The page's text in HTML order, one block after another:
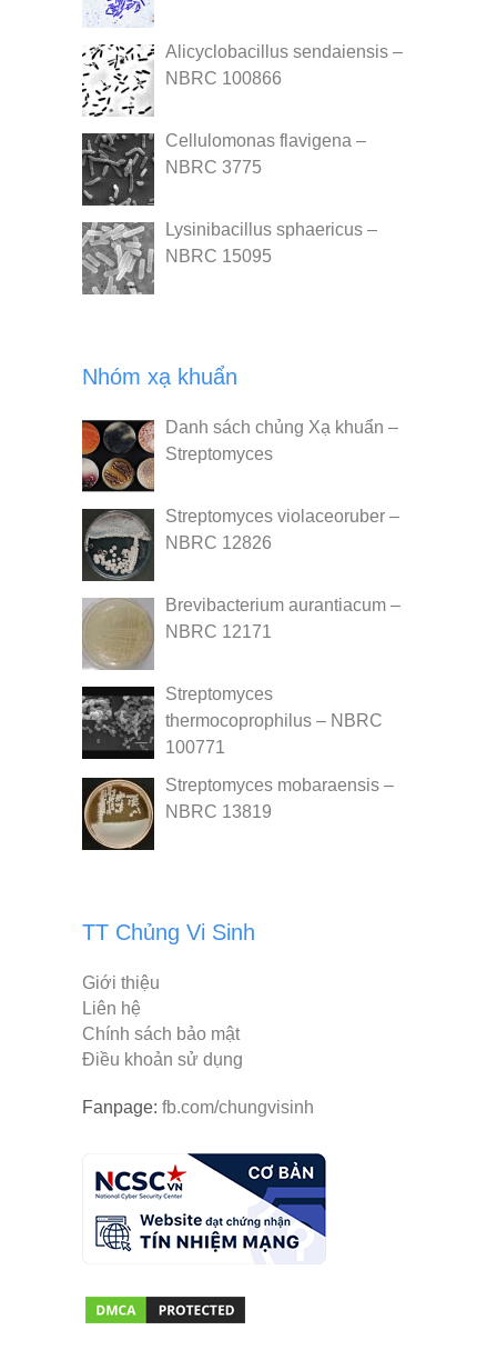
Alicyclobacillus sendaiensis –
NBRC 100866
Cellulomonas flavigena –
NBRC 3775
Lysinibacillus sphaericus –
NBRC 15095
Nhóm xạ khuẩn
Danh sách chủng Xạ khuẩn –
Streptomyces
Streptomyces violaceoruber –
NBRC 12826
Brevibacterium aurantiacum –
NBRC 12171
Streptomyces
thermocoprophilus – NBRC
100771
Streptomyces mobaraensis –
NBRC 13819
TT Chủng Vi Sinh
Giới thiệu
Liên hệ
Chính sách bảo mật
Điều khoản sử dụng
Fanpage: fb.com/chungvisinh